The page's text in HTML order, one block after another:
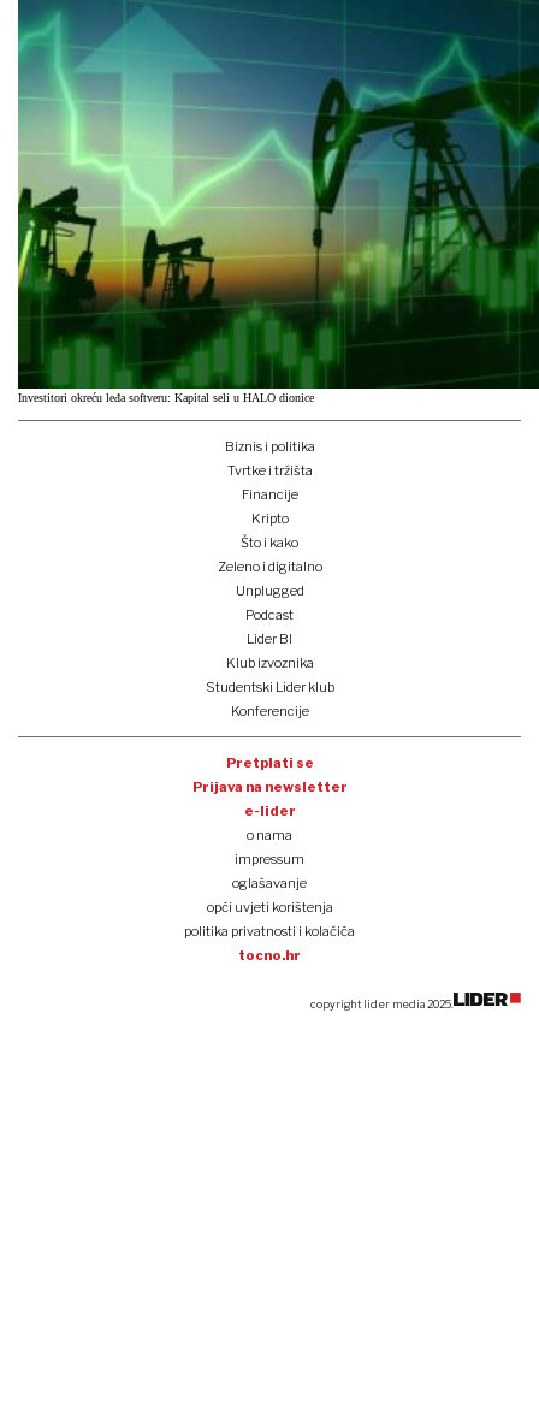
Investitori okreću leđa softveru: Kapital seli u HALO dionice
Biznis i politika
Tvrtke i tržišta
Financije
Kripto
Što i kako
Zeleno i digitalno
Unplugged
Podcast
Lider BI
Klub izvoznika
Studentski Lider klub
Konferencije
Pretplati se
Prijava na newsletter
e-lider
o nama
impressum
oglašavanje
opći uvjeti korištenja
politika privatnosti i kolačića
tocno.hr
copyright lider media 2025.